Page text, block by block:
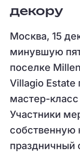
декору
Москва, 15
минувшую
поселке
Villagio
мастер-
Участники
собственную
праздничный